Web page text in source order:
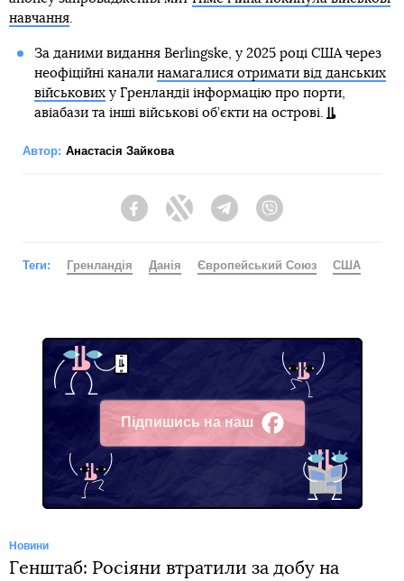
навчання
За даними видання Berlingske, у 2025 році США через
неофіційні канали намагалися отримати від данських
військовиху Гренландії інформацію про порти,
авіабази та інші військові об’єкти на острові.
Автор: Анастасія Зайкова
FacebookTwitter Telegram
Теги: Гренландія Данія Європейський Союз США
Підпишись на наш
Facebook
Новини
Генштаб: Росіяни втратили за добу на